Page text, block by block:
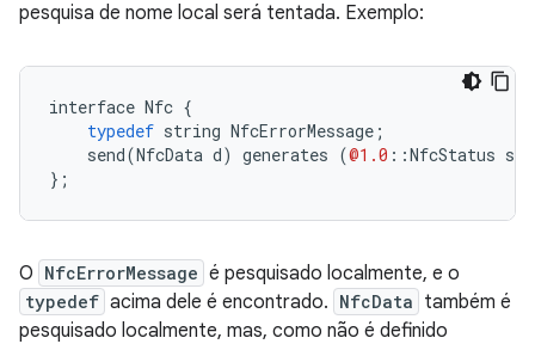
pesquisa de nome local será tentada. Exemplo:
interface Nfc {
typedef string NfcErrorMessage ;
send(NfcData d) generates (@1.0 ::NfcStatus s
};
O NfcErrorMessage é pesquisado localmente, e o
typedef acima dele é encontrado. NfcData também é
pesquisado localmente, mas, como não é definido